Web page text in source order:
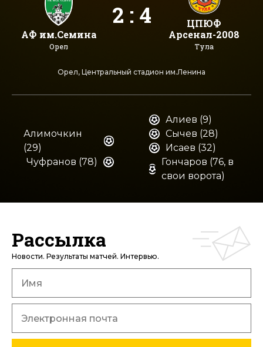
АФ им.Семина
Орел
2 : 4
ЦПЮФ
Арсенал-2008
Тула
Орел, Центральный стадион им.Ленина
Алимочкин
(29)
Чуфранов (78)
Алиев (9)
Сычев (28)
Исаев (32)
Гончаров (76, в
свои ворота)
Рассылка
Новости. Результаты матчей. Интервью.